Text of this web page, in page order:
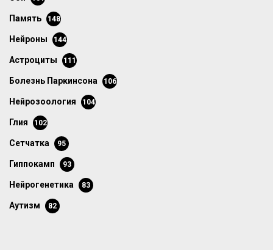
память 148
нейроны 144
астроциты 111
болезнь Паркинсона 106
нейрозоология 104
глия 102
сетчатка 95
гиппокамп 93
нейрогенетика 83
аутизм 82